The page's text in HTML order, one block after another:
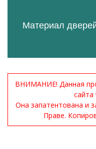
Материал
ВНИМАНИЕ! Данная
сайта
Она запатентована и
Праве.